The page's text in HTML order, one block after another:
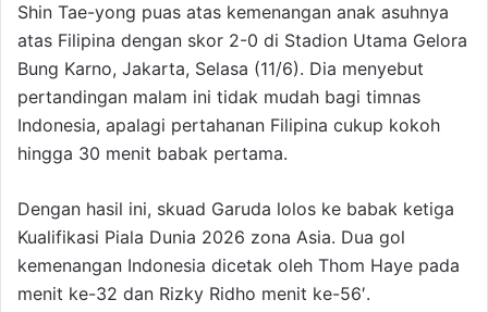
Shin Tae-yong puas atas kemenangan anak asuhnya
atas Filipina dengan skor 2-0 di Stadion Utama Gelora
Bung Karno, Jakarta, Selasa (11/6). Dia menyebut
pertandingan malam ini tidak mudah bagi timnas
Indonesia, apalagi pertahanan Filipina cukup kokoh
hingga 30 menit babak pertama.
Dengan hasil ini, skuad Garuda lolos ke babak ketiga
Kualifikasi Piala Dunia 2026 zona Asia. Dua gol
kemenangan Indonesia dicetak oleh Thom Haye pada
menit ke-32 dan Rizky Ridho menit ke-56′.